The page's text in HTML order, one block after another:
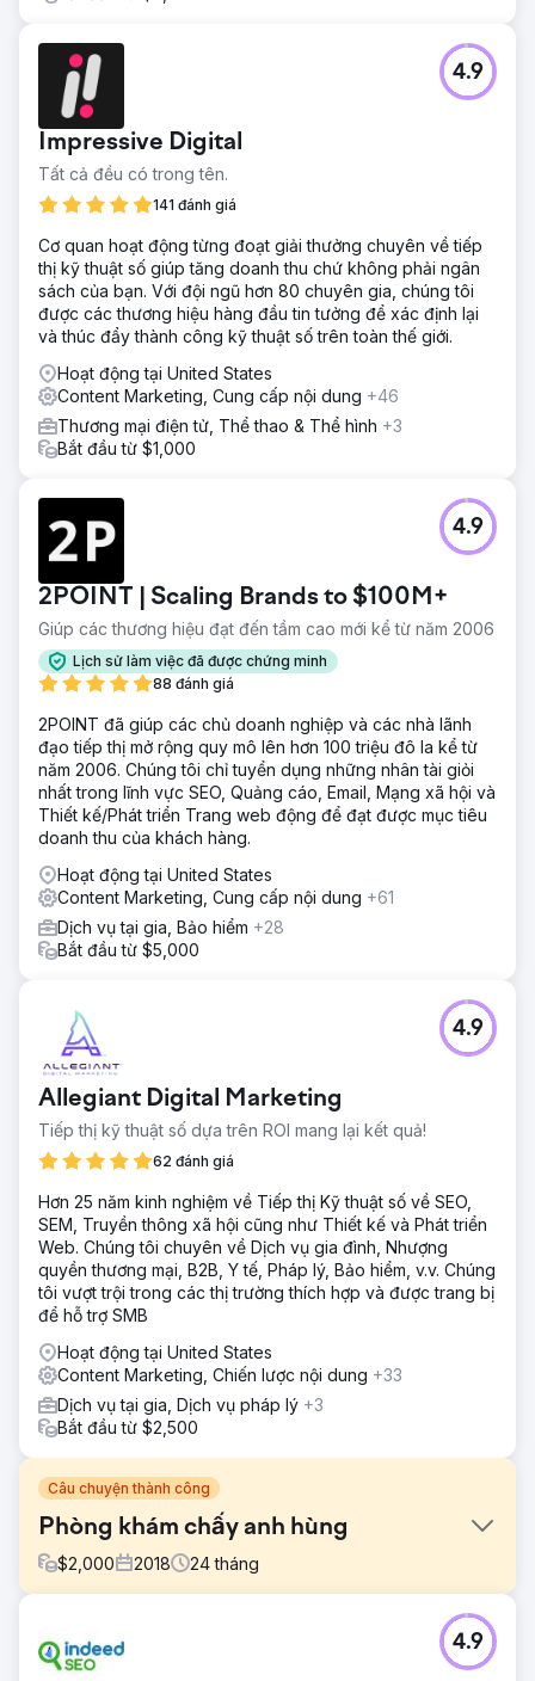
Impressive Digital
Tất cả đều có trong tên.
141 đánh giá
4.9
Cơ quan hoạt động từng đoạt giải thưởng chuyên về tiếp
thị kỹ thuật số giúp tăng doanh thu chứ không phải ngân
sách của bạn. Với đội ngũ hơn 80 chuyên gia, chúng tôi
được các thương hiệu hàng đầu tin tưởng để xác định lại
và thúc đẩy thành công kỹ thuật số trên toàn thế giới.
Hoạt động tại United States
Content Marketing, Cung cấp nội dung +46
Thương mại điện tử, Thể thao & Thể hình +3
Bắt đầu từ $1,000
2POINT | Scaling Brands to $100M+
Giúp các thương hiệu đạt đến tầm cao mới kể từ năm 2006
Lịch sử làm việc đã được chứng minh
88 đánh giá
4.9
2POINT đã giúp các chủ doanh nghiệp và các nhà lãnh
đạo tiếp thị mở rộng quy mô lên hơn 100 triệu đô la kể từ
năm 2006. Chúng tôi chỉ tuyển dụng những nhân tài giỏi
nhất trong lĩnh vực SEO, Quảng cáo, Email, Mạng xã hội và
Thiết kế/Phát triển Trang web động để đạt được mục tiêu
doanh thu của khách hàng.
Hoạt động tại United States
Content Marketing, Cung cấp nội dung +61
Dịch vụ tại gia, Bảo hiểm +28
Bắt đầu từ $5,000
Allegiant Digital Marketing
Tiếp thị kỹ thuật số dựa trên ROI mang lại kết quả!
62 đánh giá
4.9
Hơn 25 năm kinh nghiệm về Tiếp thị Kỹ thuật số về SEO,
SEM, Truyền thông xã hội cũng như Thiết kế và Phát triển
Web. Chúng tôi chuyên về Dịch vụ gia đình, Nhượng
quyền thương mại, B2B, Y tế, Pháp lý, Bảo hiểm, v.v. Chúng
tôi vượt trội trong các thị trường thích hợp và được trang bị
để hỗ trợ SMB
Hoạt động tại United States
Content Marketing, Chiến lược nội dung +33
Dịch vụ tại gia, Dịch vụ pháp lý +3
Bắt đầu từ $2,500
Câu chuyện thành công
Phòng khám chấy anh hùng
$2,000 2018 24 tháng
Phòng khám Chấy rận Hero đã sớm tham gia vào mô hình
kinh doanh loại bỏ chấy rận. Công việc kinh doanh vẫn
4.9